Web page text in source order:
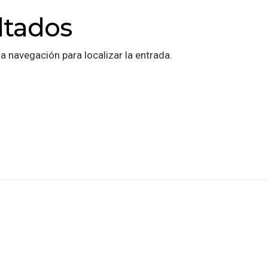
navegación para localizar la entrada.